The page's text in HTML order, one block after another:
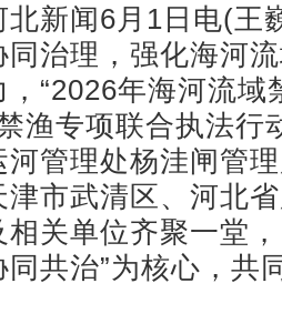
闻6月1日电(王
同治理，强化海河
“2026年海河流域
渔专项联合执法行
管理处杨洼闸管
市武清区、河北
关单位齐聚一堂
共治”为核心，共